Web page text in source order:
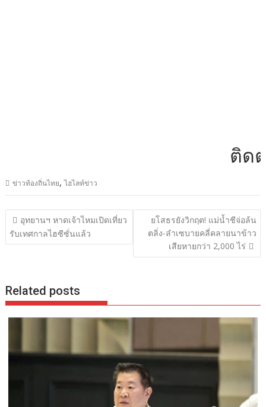
ติดต่อ
ข่าวท้องถิ่นไทย,ไฮไลท์ข่าว
แนะแนว
เรื่อง
อุทยานฯ หาดเจ้าไหมเปิดเที่ยว
รับเทศกาลไฮซีซั่นแล้ว
ยโสธรยังวิกฤต! แม่น้ำชีจ่อล้น
ตลิ่ง-ลำเซบายคลี่คลายนาข้าว
เสียหายกว่า 2,000 ไร่
Related posts